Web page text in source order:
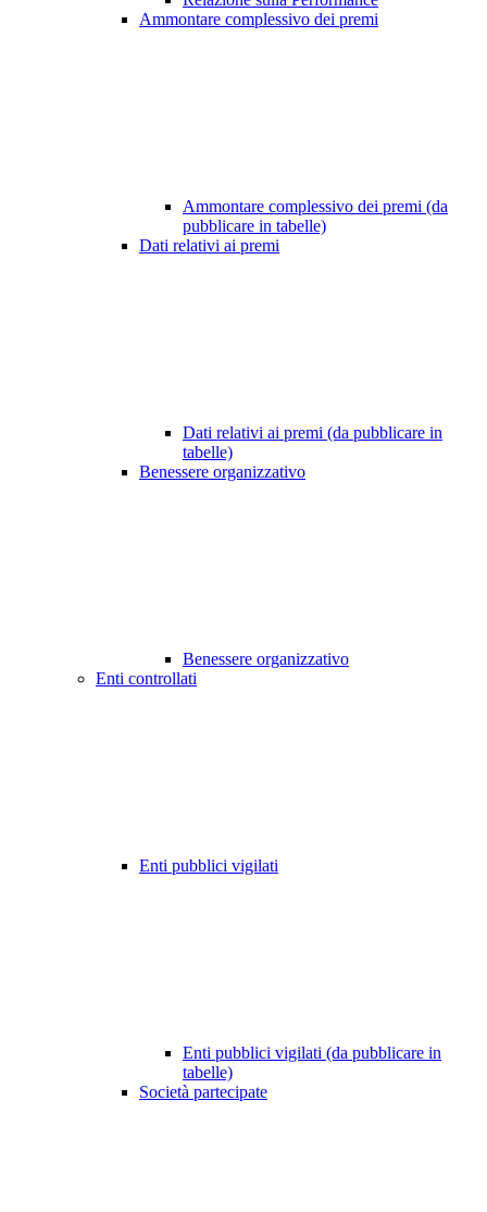
Ammontare complessivo dei premi
Ammontare complessivo dei premi (da
pubblicare in tabelle)
Dati relativi ai premi
Dati relativi ai premi (da pubblicare in
tabelle)
Benessere organizzativo
Benessere organizzativo
Enti controllati
Enti pubblici vigilati
Enti pubblici vigilati (da pubblicare in
tabelle)
Società partecipate